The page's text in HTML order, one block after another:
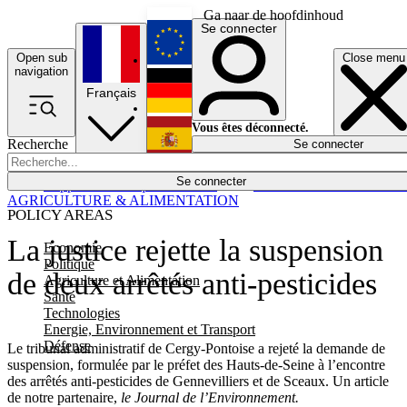
Ga naar de hoofdinhoud
Open sub
navigation
Close menu
Recherche
Se connecter
POLICY AREAS
Economie
Politique
Agriculture et Alimentation
Santé
Technologies
Energie, Environnement et Transport
Défense
Économie
Français
English
Deutsch
Español
Se connecter
Vous êtes déconnecté.
Se connecter
La justice rejette la suspension
de deux arrêtés anti-pesticides
Le tribunal administratif de Cergy-Pontoise a rejeté la demande de
suspension, formulée par le préfet des Hauts-de-Seine à l’encontre
des arrêtés anti-pesticides de Gennevilliers et de Sceaux. Un article
de notre partenaire, le Journal de l’Environnement.
AGRICULTURE & ALIMENTATION